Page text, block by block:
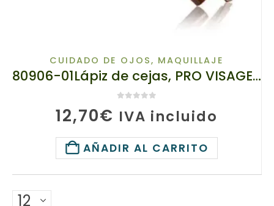
CUIDADO DE OJOS, MAQUILLAJE
80906-01Lápiz de cejas, PRO VISAGE, tianDe Altea, 1 ud
12,70€ IVA incluido
AÑADIR AL CARRITO